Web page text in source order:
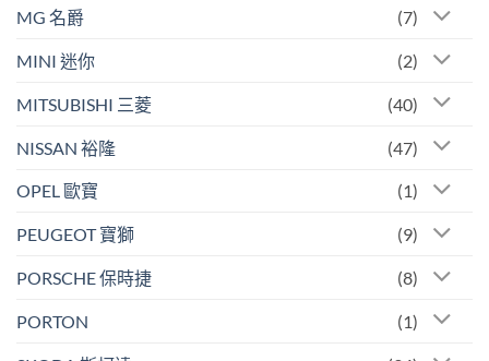
MG 名爵 (7)
MINI 迷你 (2)
MITSUBISHI 三菱 (40)
NISSAN 裕隆 (47)
OPEL 歐寶 (1)
PEUGEOT 寶獅 (9)
PORSCHE 保時捷 (8)
PORTON (1)